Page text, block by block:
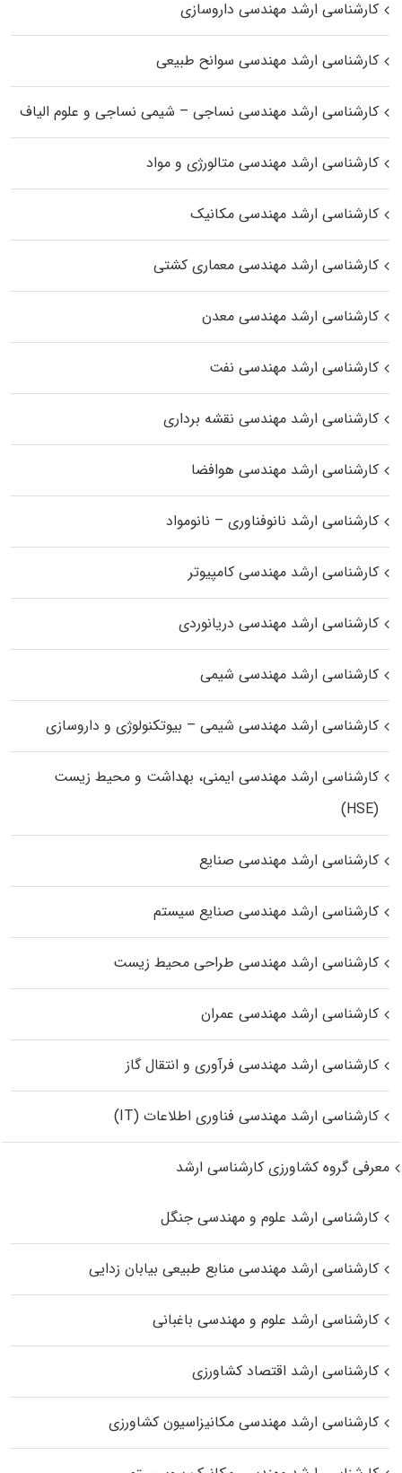
کارشناسی ارشد مهندسی داروسازی
کارشناسی ارشد مهندسی سوانح طبیعی
کارشناسی ارشد مهندسی نساجی – شیمی نساجی و علوم الیاف
کارشناسی ارشد مهندسی متالورژی و مواد
کارشناسی ارشد مهندسی مکانیک
کارشناسی ارشد مهندسی معماری کشتی
کارشناسی ارشد مهندسی معدن
کارشناسی ارشد مهندسی نفت
کارشناسی ارشد مهندسی نقشه برداری
کارشناسی ارشد مهندسی هوافضا
کارشناسی ارشد نانوفناوری – نانومواد
کارشناسی ارشد مهندسی کامپیوتر
کارشناسی ارشد مهندسی دریانوردی
کارشناسی ارشد مهندسی شیمی
کارشناسی ارشد مهندسی شیمی – بیوتکنولوژی و داروسازی
کارشناسی ارشد مهندسی ایمنی، بهداشت و محیط زیست
(HSE)
کارشناسی ارشد مهندسی صنایع
کارشناسی ارشد مهندسی صنایع سیستم
کارشناسی ارشد مهندسی طراحی محیط زیست
کارشناسی ارشد مهندسی عمران
کارشناسی ارشد مهندسی فرآوری و انتقال گاز
کارشناسی ارشد مهندسی فناوری اطلاعات (IT)
معرفی گروه کشاورزی کارشناسی ارشد
کارشناسی ارشد علوم و مهندسی جنگل
کارشناسی ارشد مهندسی منابع طبیعی بیابان زدایی
کارشناسی ارشد علوم و مهندسی باغبانی
کارشناسی ارشد اقتصاد کشاورزی
کارشناسی ارشد مهندسی مکانیزاسیون کشاورزی